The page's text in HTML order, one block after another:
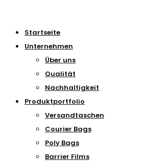
Startseite
Unternehmen
Über uns
Qualität
Nachhaltigkeit
Produktportfolio
Versandtaschen
Courier Bags
Poly Bags
Barrier Films